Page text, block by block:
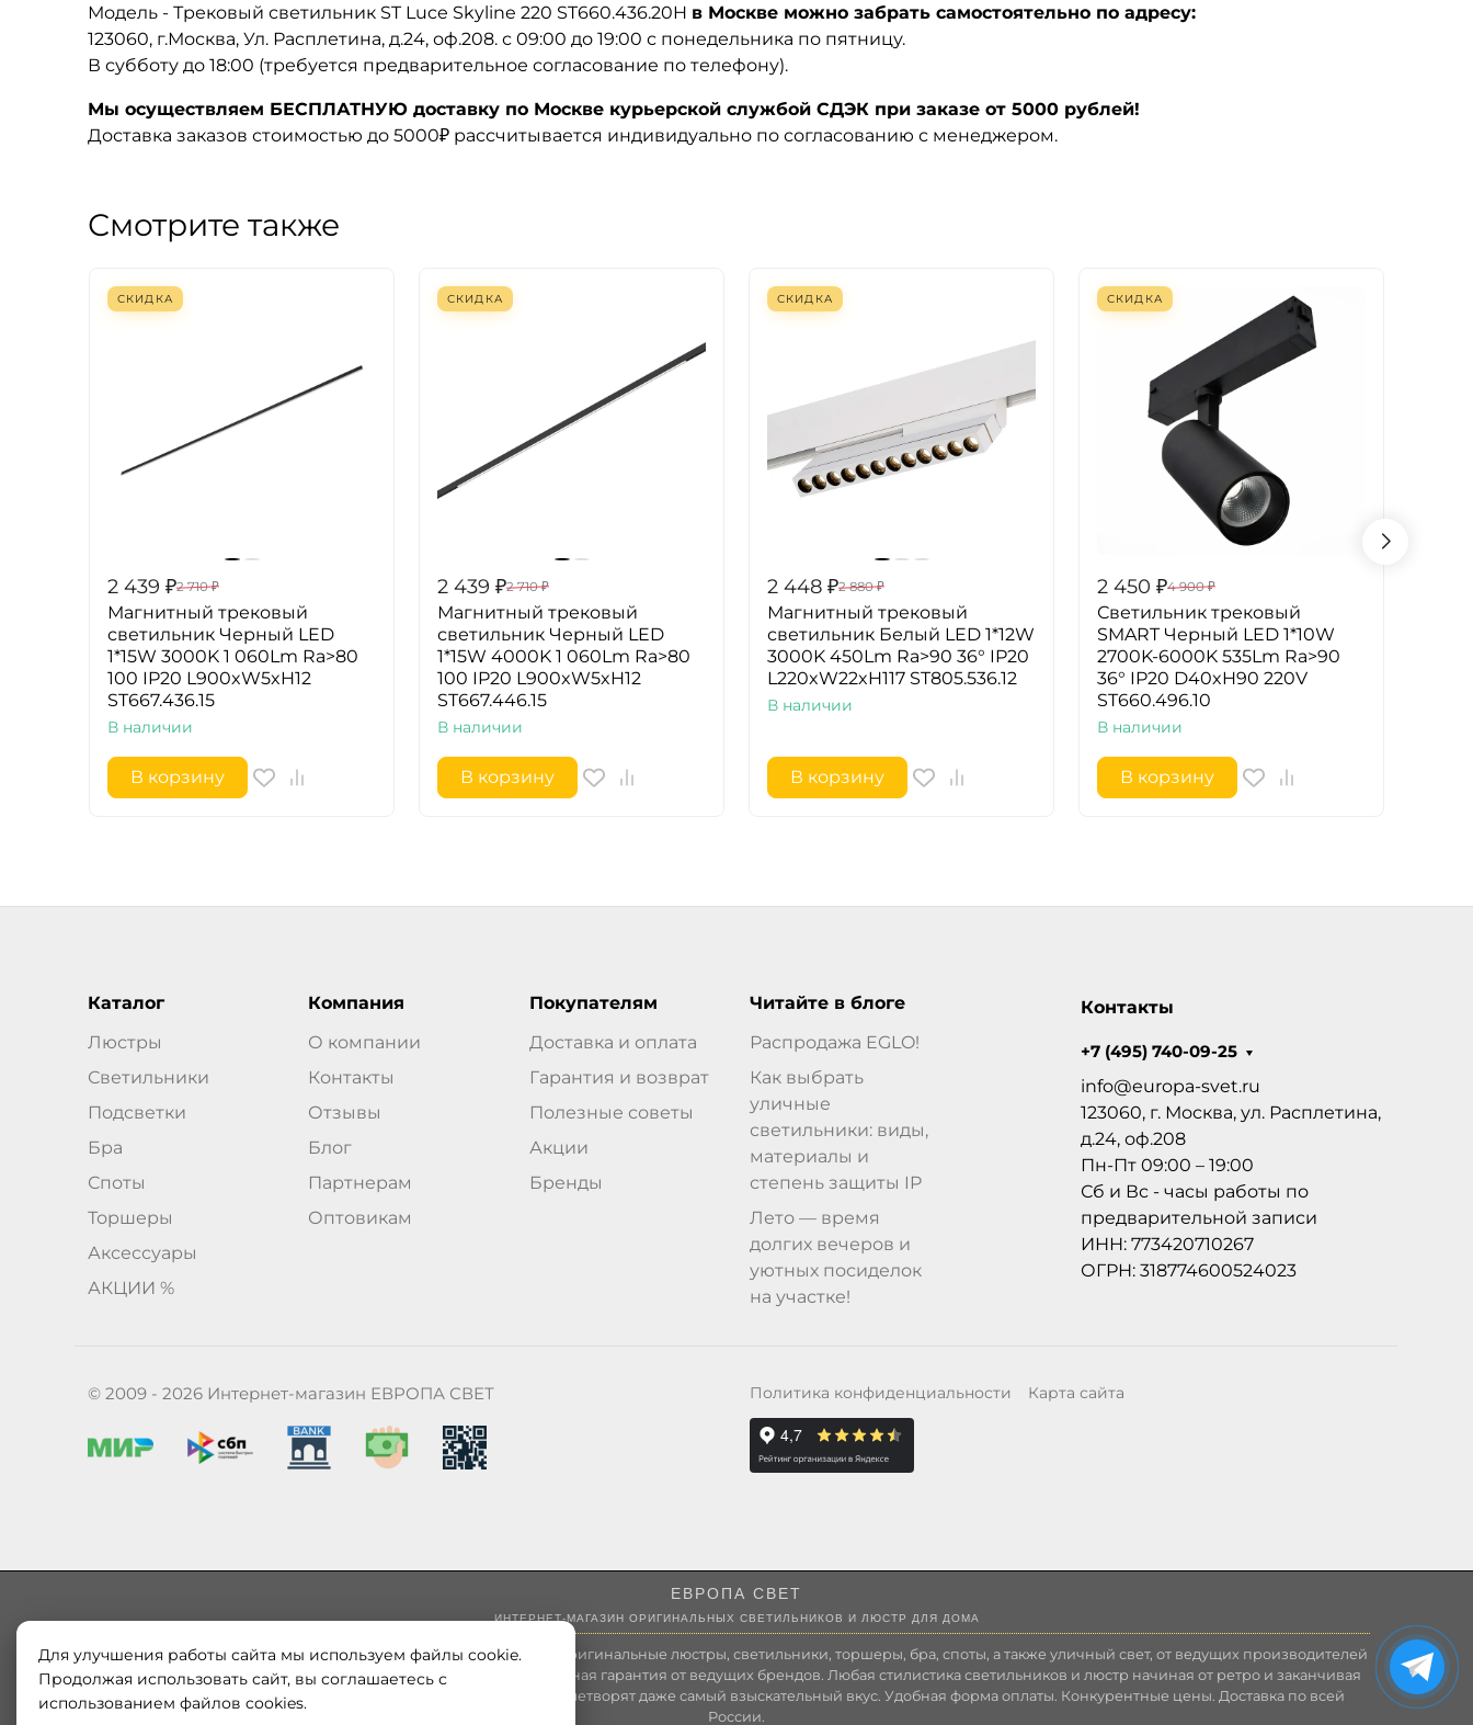
Модель - Трековый светильник ST Luce Skyline 220 ST660.436.20H в Москве можно забрать самостоятельно по адресу:
123060, г.Москва, Ул. Расплетина, д.24, оф.208. с 09:00 до 19:00 с понедельника по пятницу.
В субботу до 18:00 (требуется предварительное согласование по телефону).
Мы осуществляем БЕСПЛАТНУЮ доставку по Москве курьерской службой СДЭК при заказе от 5000 рублей!
Доставка заказов стоимостью до 5000₽ рассчитывается индивидуально по согласованию с менеджером.
Смотрите также
СКИДКА
2 439 ₽2 710 ₽
Магнитный трековый
светильник Черный LED
1*15W 3000K 1 060Lm Ra>80
100 IP20 L900xW5xH12
ST667.436.15
В наличии
В корзину
СКИДКА
2 439 ₽2 710 ₽
Магнитный трековый
светильник Черный LED
1*15W 4000K 1 060Lm Ra>80
100 IP20 L900xW5xH12
ST667.446.15
В наличии
В корзину
СКИДКА
2 448 ₽2 880 ₽
Магнитный трековый
светильник Белый LED 1*12W
3000K 450Lm Ra>90 36° IP20
L220xW22xH117 ST805.536.12
В наличии
В корзину
СКИДКА
2 450 ₽4 900 ₽
Светильник трековый
SMART Черный LED 1*10W
2700K-6000K 535Lm Ra>90
36° IP20 D40xH90 220V
ST660.496.10
В наличии
В корзину
Каталог
Люстры
Светильники
Подсветки
Бра
Споты
Торшеры
Аксессуары
АКЦИИ %
Компания
О компании
Контакты
Отзывы
Блог
Партнерам
Оптовикам
Покупателям
Доставка и оплата
Гарантия и возврат
Полезные советы
Акции
Бренды
Читайте в блоге
Распродажа EGLO!
Как выбрать
уличные
светильники: виды,
материалы и
степень защиты IP
Лето — время
долгих вечеров и
уютных посиделок
на участке!
Контакты
+7 (495) 740-09-25
info@europa-svet.ru
123060, г. Москва, ул. Расплетина,
д.24, оф.208
Пн-Пт 09:00 – 19:00
Сб и Вс - часы работы по
предварительной записи
ИНН: 773420710267
ОГРН: 318774600524023
© 2009 - 2026 Интернет-магазин ЕВРОПА СВЕТ Политика конфиденциальности Карта сайта
ЕВРОПА СВЕТ
ИНТЕРНЕТ-МАГАЗИН ОРИГИНАЛЬНЫХ СВЕТИЛЬНИКОВ И ЛЮСТР ДЛЯ ДОМА
Наш магазин «ЕВРОПА СВЕТ» поставляет и продает в России оригинальные люстры, светильники, торшеры, бра, споты, а также уличный свет, от ведущих производителей
Европы и России. Только оригинальная продукция. Полноценная гарантия от ведущих брендов. Любая стилистика светильников и люстр начиная от ретро и заканчивая
модерн от интернет-магазина europa-svet.ru позволит удовлетворят даже самый взыскательный вкус. Удобная форма оплаты. Конкурентные цены. Доставка по всей
России.
Для улучшения работы сайта мы используем файлы cookie.
Продолжая использовать сайт, вы соглашаетесь с
использованием файлов cookies.